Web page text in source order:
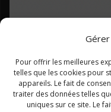
Pour offrir les meilleures
telles que les cookies pour
appareils. Le fait de
traiter des données telles
uniques sur ce site. Le